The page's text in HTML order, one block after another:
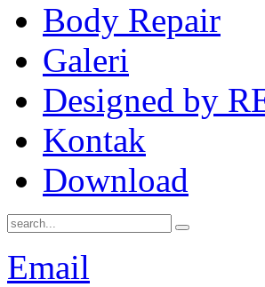
Body Repair
Galeri
Designed by
Kontak
Download
Email